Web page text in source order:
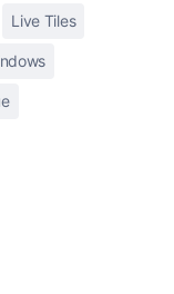
Live Tiles